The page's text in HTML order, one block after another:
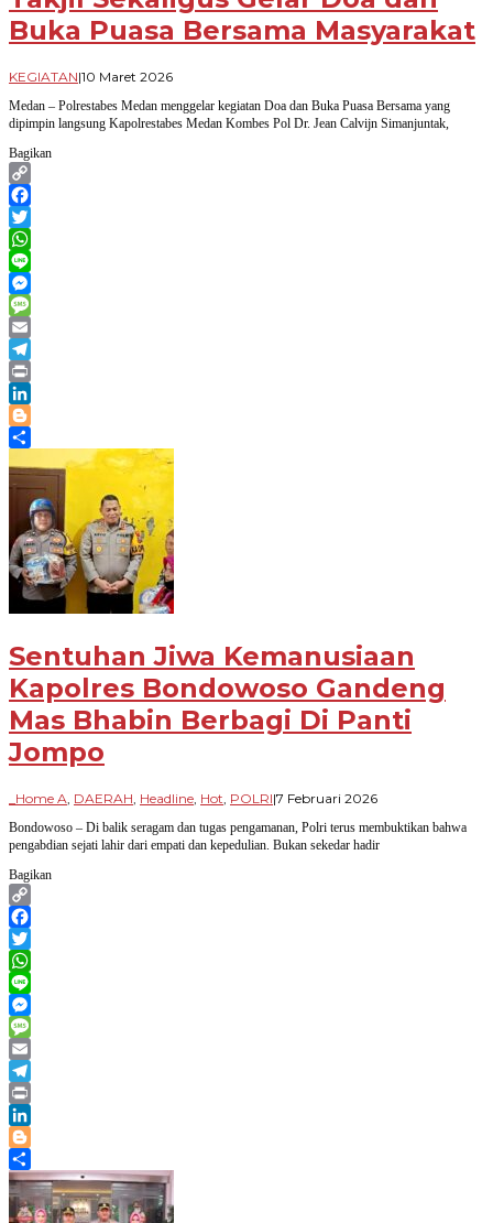
Buka Puasa Bersama Masyarakat
KEGIATAN|10 Maret 2026oleh
Harhara
Medan – Polrestabes Medan menggelar kegiatan Doa dan Buka Puasa Bersama yang
dipimpin langsung Kapolrestabes Medan Kombes Pol Dr. Jean Calvijn Simanjuntak,
Bagikan
Copy
Link
Facebook
Twitter
WhatsApp
Line
Messenger
Message
Email
Telegram
Print
LinkedIn
Blogger
Sentuhan Jiwa Kemanusiaan
Kapolres Bondowoso Gandeng
Mas Bhabin Berbagi Di Panti
Jompo
_Home A, DAERAH, Headline, Hot, POLRI|7 Februari 2026oleh
Bangsa
Bondowoso – Di balik seragam dan tugas pengamanan, Polri terus membuktikan bahwa
pengabdian sejati lahir dari empati dan kepedulian. Bukan sekedar hadir
Bagikan
Copy
Link
Facebook
Twitter
WhatsApp
Line
Messenger
Message
Email
Telegram
Print
LinkedIn
Blogger
Share